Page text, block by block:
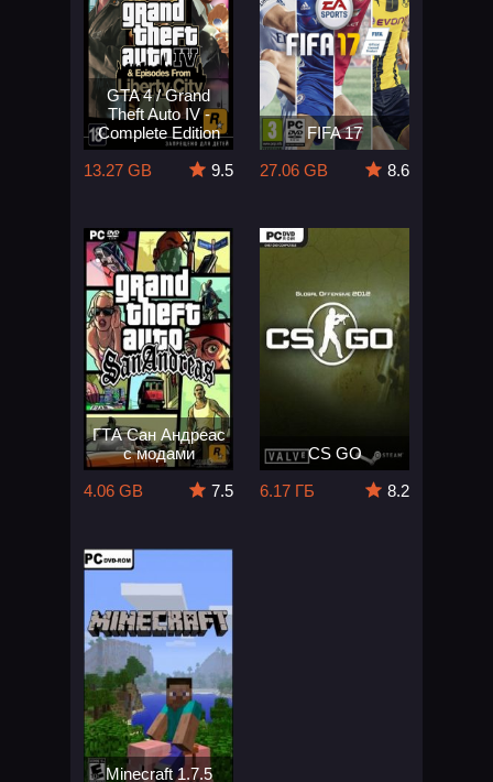
GTA 4 / Grand
Theft Auto IV -
Complete Edition
13.27 GB
9.5
FIFA 17
27.06 GB
8.6
ГТА Сан Андреас
с модами
4.06 GB
7.5
CS GO
6.17 ГБ
8.2
Minecraft 1.7.5